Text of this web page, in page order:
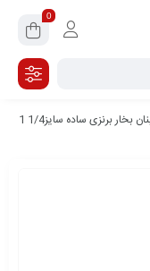
0
/ شیراطمینان بخار برنزی ساده سایز1/4 1